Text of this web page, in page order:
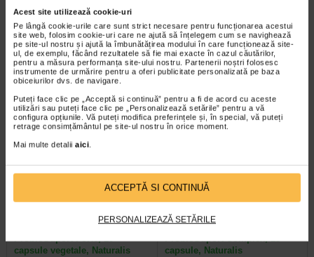
Acest site utilizează cookie-uri
Pe lângă cookie-urile care sunt strict necesare pentru funcționarea acestui
site web, folosim cookie-uri care ne ajută să înțelegem cum se navighează
pe site-ul nostru și ajută la îmbunătățirea modului în care funcționează site-
ul, de exemplu, făcând rezultatele să fie mai exacte în cazul căutărilor,
pentru a măsura performanța site-ului nostru. Partenerii noștri folosesc
instrumente de urmărire pentru a oferi publicitate personalizată pe baza
obiceiurilor dvs. de navigare.
Puteți face clic pe „Acceptă si continuă” pentru a fi de acord cu aceste
utilizări sau puteți face clic pe „Personalizează setările” pentru a vă
configura opțiunile. Vă puteți modifica preferințele și, în special, vă puteți
retrage consimțământul pe site-ul nostru în orice moment.
Mai multe detalii aici.
ACCEPTĂ SI CONTINUĂ
PERSONALIZEAZĂ SETĂRILE
Zimez carbune, 5 plicuri, Sun
Wave Pharma
Supliment alimentar cu carbune
activ si inulina, destinat reducerii
acumularii excesive de gaze…
Supliment alimentar sub forma de
comprimate filmate, care contine
extract din frunze de Senna…
Plătești 2, primești 3
ProbioSuport Forte, 10
capsule vegetale, Naturalis
Plătești 2, primești 3
ProbioSuport Complex, 15
capsule, Naturalis